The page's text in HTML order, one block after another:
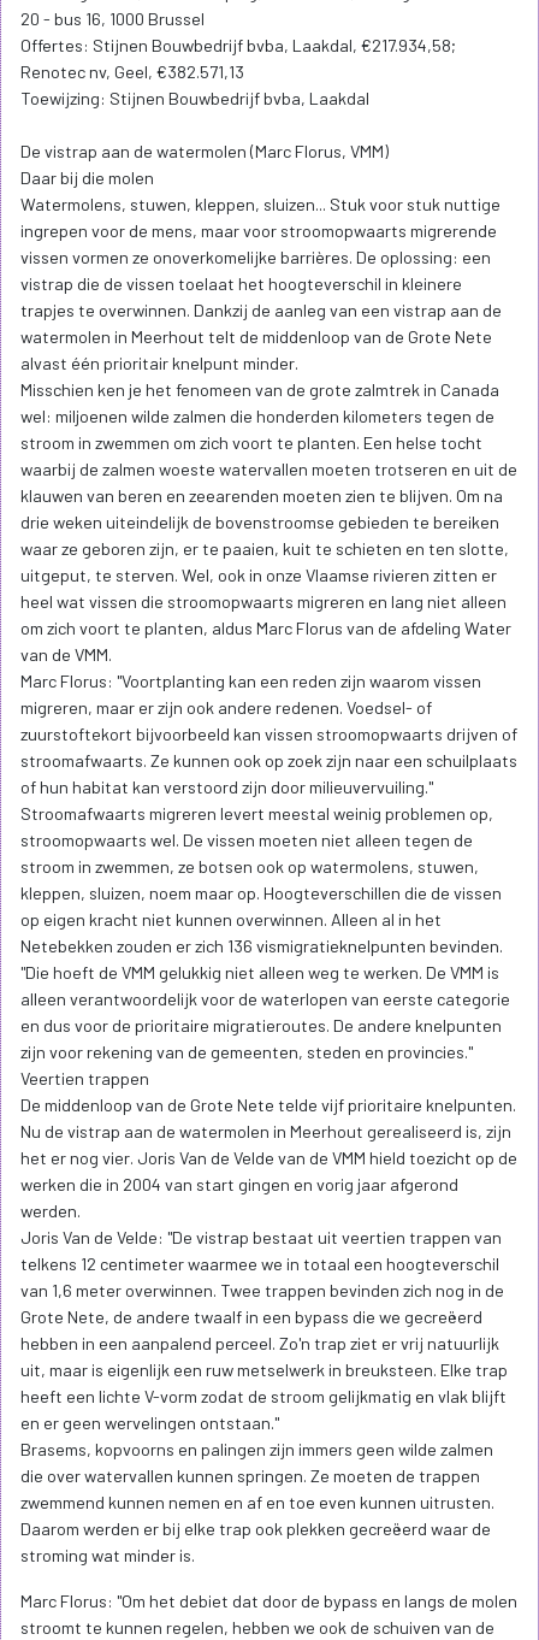
20 - bus 16, 1000 Brussel
Offertes: Stijnen Bouwbedrijf bvba, Laakdal, €217.934,58;
Renotec nv, Geel, €382.571,13
Toewijzing: Stijnen Bouwbedrijf bvba, Laakdal
De vistrap aan de watermolen (Marc Florus, VMM)
Daar bij die molen
Watermolens, stuwen, kleppen, sluizen... Stuk voor stuk nuttige
ingrepen voor de mens, maar voor stroomopwaarts migrerende
vissen vormen ze onoverkomelijke barrières. De oplossing: een
vistrap die de vissen toelaat het hoogteverschil in kleinere
trapjes te overwinnen. Dankzij de aanleg van een vistrap aan de
watermolen in Meerhout telt de middenloop van de Grote Nete
alvast één prioritair knelpunt minder.
Misschien ken je het fenomeen van de grote zalmtrek in Canada
wel: miljoenen wilde zalmen die honderden kilometers tegen de
stroom in zwemmen om zich voort te planten. Een helse tocht
waarbij de zalmen woeste watervallen moeten trotseren en uit de
klauwen van beren en zeearenden moeten zien te blijven. Om na
drie weken uiteindelijk de bovenstroomse gebieden te bereiken
waar ze geboren zijn, er te paaien, kuit te schieten en ten slotte,
uitgeput, te sterven. Wel, ook in onze Vlaamse rivieren zitten er
heel wat vissen die stroomopwaarts migreren en lang niet alleen
om zich voort te planten, aldus Marc Florus van de afdeling Water
van de VMM.
Marc Florus: "Voortplanting kan een reden zijn waarom vissen
migreren, maar er zijn ook andere redenen. Voedsel- of
zuurstoftekort bijvoorbeeld kan vissen stroomopwaarts drijven of
stroomafwaarts. Ze kunnen ook op zoek zijn naar een schuilplaats
of hun habitat kan verstoord zijn door milieuvervuiling."
Stroomafwaarts migreren levert meestal weinig problemen op,
stroomopwaarts wel. De vissen moeten niet alleen tegen de
stroom in zwemmen, ze botsen ook op watermolens, stuwen,
kleppen, sluizen, noem maar op. Hoogteverschillen die de vissen
op eigen kracht niet kunnen overwinnen. Alleen al in het
Netebekken zouden er zich 136 vismigratieknelpunten bevinden.
"Die hoeft de VMM gelukkig niet alleen weg te werken. De VMM is
alleen verantwoordelijk voor de waterlopen van eerste categorie
en dus voor de prioritaire migratieroutes. De andere knelpunten
zijn voor rekening van de gemeenten, steden en provincies."
Veertien trappen
De middenloop van de Grote Nete telde vijf prioritaire knelpunten.
Nu de vistrap aan de watermolen in Meerhout gerealiseerd is, zijn
het er nog vier. Joris Van de Velde van de VMM hield toezicht op de
werken die in 2004 van start gingen en vorig jaar afgerond
werden.
Joris Van de Velde: "De vistrap bestaat uit veertien trappen van
telkens 12 centimeter waarmee we in totaal een hoogteverschil
van 1,6 meter overwinnen. Twee trappen bevinden zich nog in de
Grote Nete, de andere twaalf in een bypass die we gecreëerd
hebben in een aanpalend perceel. Zo'n trap ziet er vrij natuurlijk
uit, maar is eigenlijk een ruw metselwerk in breuksteen. Elke trap
heeft een lichte V-vorm zodat de stroom gelijkmatig en vlak blijft
en er geen wervelingen ontstaan."
Brasems, kopvoorns en palingen zijn immers geen wilde zalmen
die over watervallen kunnen springen. Ze moeten de trappen
zwemmend kunnen nemen en af en toe even kunnen uitrusten.
Daarom werden er bij elke trap ook plekken gecreëerd waar de
stroming wat minder is.
Marc Florus: "Om het debiet dat door de bypass en langs de molen
stroomt te kunnen regelen, hebben we ook de schuiven van de